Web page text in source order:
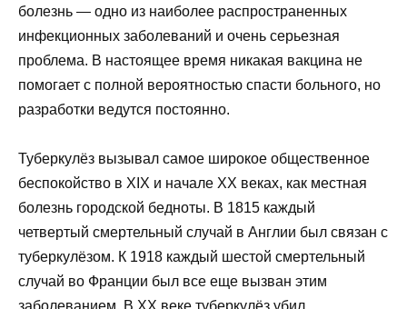
болезнь — одно из наиболее распространенных
инфекционных заболеваний и очень серьезная
проблема. В настоящее время никакая вакцина не
помогает с полной вероятностью спасти больного, но
разработки ведутся постоянно.
Туберкулёз вызывал самое широкое общественное
беспокойство в XIX и начале XX веках, как местная
болезнь городской бедноты. В 1815 каждый
четвертый смертельный случай в Англии был связан с
туберкулёзом. К 1918 каждый шестой смертельный
случай во Франции был все еще вызван этим
заболеванием. В XX веке туберкулёз убил